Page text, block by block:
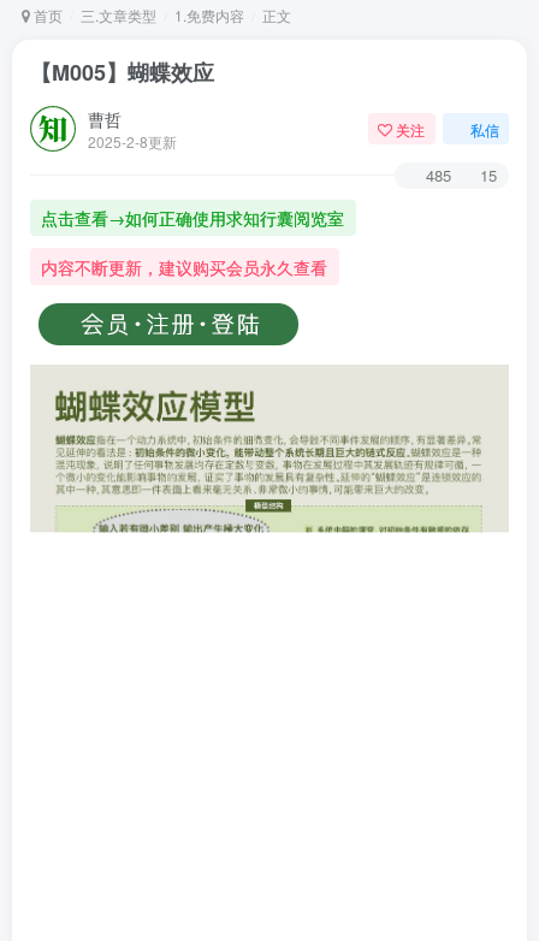
首页 三.文章类型 1.免费内容 正文
【M005】蝴蝶效应
曹哲
2025-2-8更新
关注 私信
485 15
点击查看→如何正确使用求知行囊阅览室
内容不断更新，建议购买会员永久查看